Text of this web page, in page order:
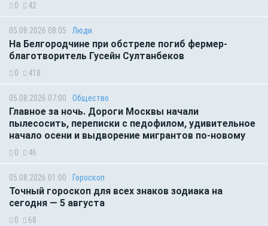
0 42
05.08.2026 08:05 Люди
На Белгородчине при обстреле погиб фермер-
благотворитель Гусейн Султанбеков
0 418
05.08.2026 07:00 Общество
Главное за ночь. Дороги Москвы начали
пылесосить, переписки с педофилом, удивительное
начало осени и выдворение мигрантов по-новому
0 46
05.08.2026 01:00 Гороскоп
Точный гороскоп для всех знаков зодиака на
сегодня — 5 августа
0 68